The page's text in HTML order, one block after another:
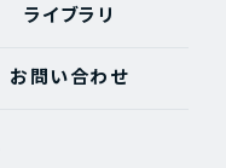
ライブラリ
お問い合わせ